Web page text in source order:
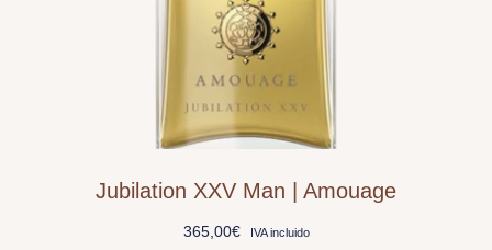
Jubilation XXV Man | Amouage
365,00€ IVA incluido